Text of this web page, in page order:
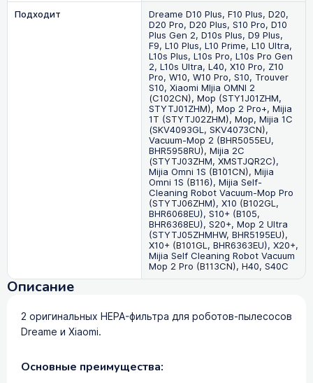
Подходит Dreame D10 Plus, F10 Plus, D20,
D20 Pro, D20 Plus, S10 Pro, D10
Plus Gen 2, D10s Plus, D9 Plus,
F9, L10 Plus, L10 Prime, L10 Ultra,
L10s Plus, L10s Pro, L10s Pro Gen
2, L10s Ultra, L40, X10 Pro, Z10
Pro, W10, W10 Pro, S10, Trouver
S10, Xiaomi MIjia OMNI 2
(C102CN), Mop (STY1J01ZHM,
STYTJ01ZHM), Mop 2 Pro+, Mijia
1T (STYTJ02ZHM), Mop, Mijia 1C
(SKV4093GL, SKV4073CN),
Vacuum-Mop 2 (BHR5055EU,
BHR5958RU), Mijia 2C
(STYTJ03ZHM, XMSTJQR2C),
Mijia Omni 1S (B101CN), Mijia
Omni 1S (B116), Mijia Self-
Cleaning Robot Vacuum-Mop Pro
(STYTJ06ZHM), X10 (B102GL,
BHR6068EU), S10+ (B105,
BHR6368EU), S20+, Mop 2 Ultra
(STYTJ05ZHMHW, BHR5195EU),
X10+ (B101GL, BHR6363EU), X20+,
Mijia Self Cleaning Robot Vacuum
Mop 2 Pro (B113CN), H40, S40C
Описание
2 оригинальных HEPA-фильтра для роботов-пылесосов
Dreame и Xiaomi.
Основные преимущества: